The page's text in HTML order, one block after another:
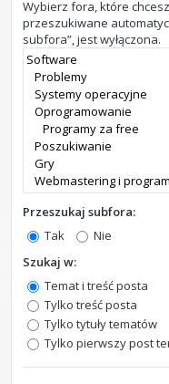
Wybierz fora, które
przeszukiwane
subfora”, jest wyłączona.
Przeszukaj subfora:
Tak
Nie
Szukaj w:
Temat i treść posta
Tylko treść posta
Tylko tytuły tematów
Tylko pierwszy post